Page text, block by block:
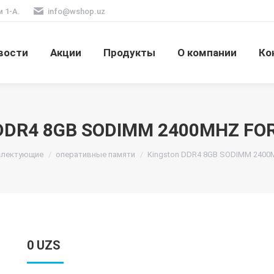
1-А. info@wshop.uz
Акции Продукты О компании
8GB SODIMM 2400MHZ
оперативные памяти Kingston DDR4 8GB SODIMM
0 UZS